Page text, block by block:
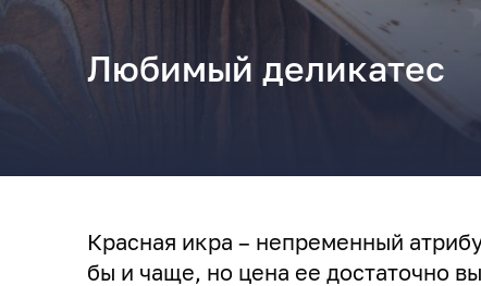
Любимый деликатес
Красная икра – непременный
бы и чаще, но цена ее достаточно